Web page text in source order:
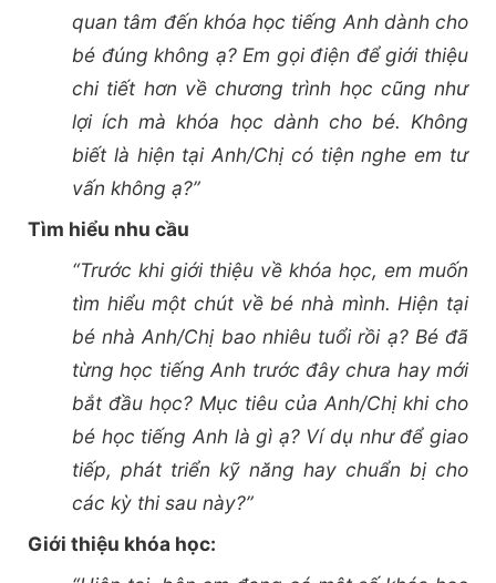
quan tâm đến khóa học tiếng Anh dành cho
bé đúng không ạ? Em gọi điện để giới thiệu
chi tiết hơn về chương trình học cũng như
lợi ích mà khóa học dành cho bé. Không
biết là hiện tại Anh/Chị có tiện nghe em tư
vấn không ạ?”
Tìm hiểu nhu cầu
“Trước khi giới thiệu về khóa học, em muốn
tìm hiểu một chút về bé nhà mình. Hiện tại
bé nhà Anh/Chị bao nhiêu tuổi rồi ạ? Bé đã
từng học tiếng Anh trước đây chưa hay mới
bắt đầu học? Mục tiêu của Anh/Chị khi cho
bé học tiếng Anh là gì ạ? Ví dụ như để giao
tiếp, phát triển kỹ năng hay chuẩn bị cho
các kỳ thi sau này?”
Giới thiệu khóa học: